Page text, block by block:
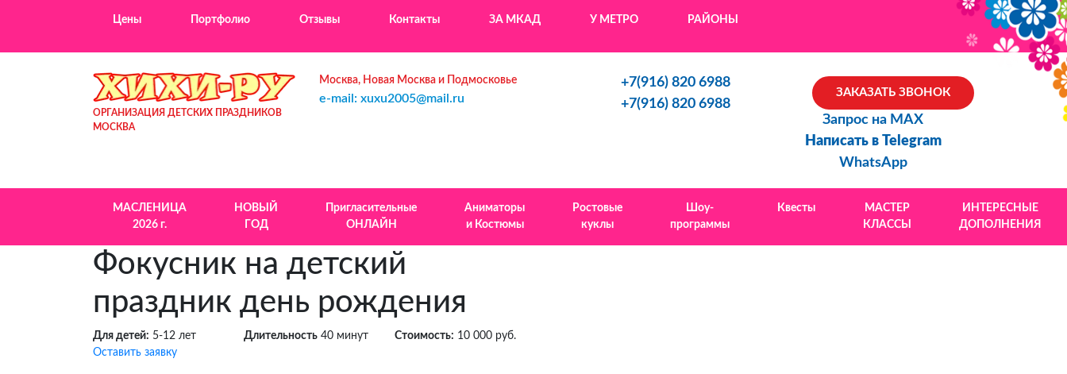
Цены Портфолио Отзывы Контакты ЗА МКАД У МЕТРО РАЙОНЫ
ОРГАНИЗАЦИЯ ДЕТСКИХ ПРАЗДНИКОВ
МОСКВА
Москва, Новая Москва и Подмосковье
e-mail: xuxu2005@mail.ru
+7(916) 820 6988
+7(916) 820 6988
ЗАКАЗАТЬ ЗВОНОК
Запрос на MAX
Написать в Telegram
WhatsApp
МАСЛЕНИЦА
2026 г.
НОВЫЙ
ГОД
Пригласительные
ОНЛАЙН
Аниматоры
и Костюмы
Ростовые
куклы
Шоу-
программы
Квесты
МАСТЕР
КЛАССЫ
ИНТЕРЕСНЫЕ
ДОПОЛНЕНИЯ
Фокусник на детский
праздник день рождения
Для детей: 5-12 лет Длительность 40 минут Стоимость: 10 000 руб.
Оставить заявку